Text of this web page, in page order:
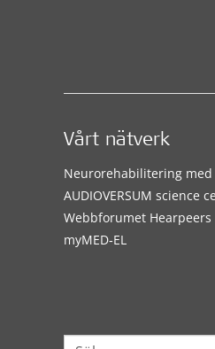
Vårt nätverk
Neurorehabilitering med
AUDIOVERSUM science
Webbforumet Hearpeers
myMED‑EL